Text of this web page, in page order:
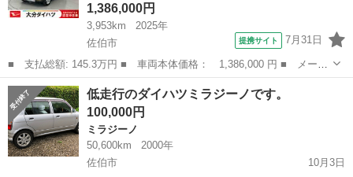
1,386,000円
3,953km
2025年
佐伯市
提携サイト 7月31日
■ 支払総額: 145.3万円 ■ 車両本体価格： 1,386,000 円 ■ メーカ
ー名： ダイハツ ■ 車種名： タフト ■ グレード名： Ｇ クロ
ムベンチャー ワンオーナー 走行距離無制限１２ヶ月保証付き ア
イドリン...
大分 佐伯市 ダイハツ
低走行のダイハツミラジーノです。
100,000円
ミラジーノ
50,600km
2000年
佐伯市
10月3日